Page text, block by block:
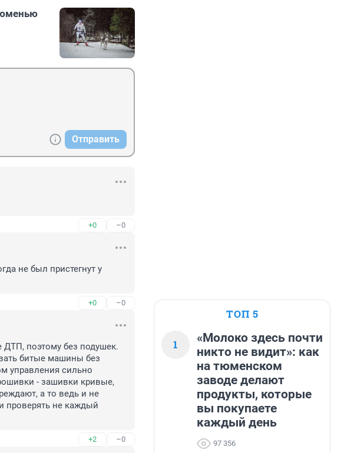
Отправить
+0 –0
не был пристегнут у
+0 –0
поэтому без подушек.
битые машины без
управления сильно
- зашивки кривые,
а то ведь и не
проверять не каждый
+2 –0
ТОП 5
1
«Молоко здесь почти
никто не видит»: как
на тюменском
заводе делают
продукты, которые
вы покупаете
каждый день
97 356